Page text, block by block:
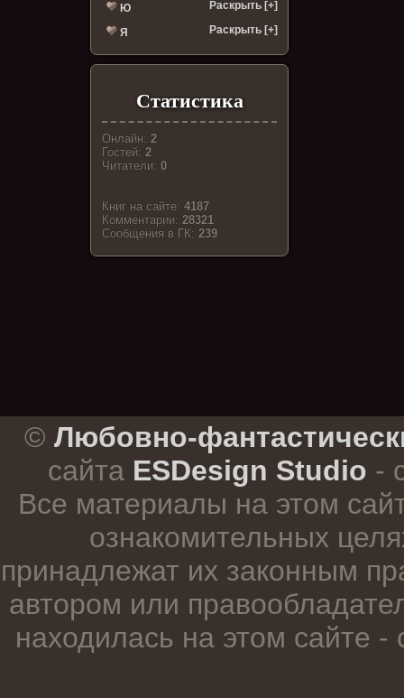
Ю Раскрыть [+]
Я Раскрыть [+]
Статистика
Онлайн:2
Гостей:2
Читатели:0
Книг на сайте:4187
Комментарии:28321
Cообщения в ГК:239
© Любовно-
сайта ESDesign Studio -
Все материалы на этом
ознакомительных
принадлежат их законным
автором или
находилась на этом сайте